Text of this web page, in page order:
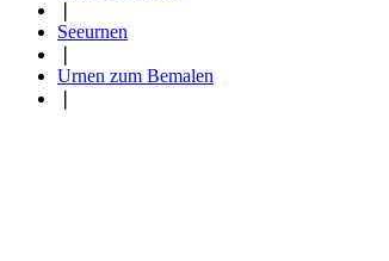
Seeurnen
Urnen zum Bemalen